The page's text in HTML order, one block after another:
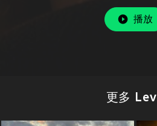
播放
更多 Lev